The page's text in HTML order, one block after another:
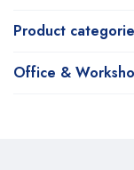
Product
Office &